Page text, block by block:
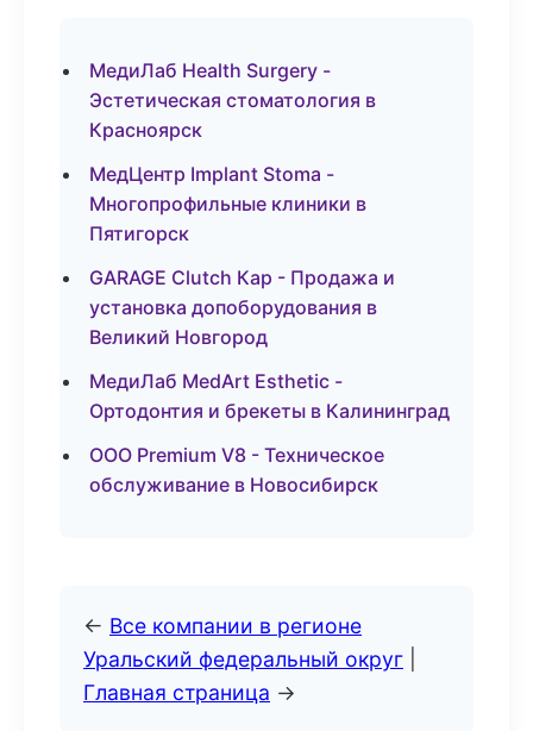
МедиЛаб Health Surgery -
Эстетическая стоматология в
Красноярск
МедЦентр Implant Stoma -
Многопрофильные клиники в
Пятигорск
GARAGE Clutch Кар - Продажа и
установка допоборудования в
Великий Новгород
МедиЛаб MedArt Esthetic -
Ортодонтия и брекеты в Калининград
ООО Premium V8 - Техническое
обслуживание в Новосибирск
← Все компании в регионе
Уральский федеральный округ
Главная страница →